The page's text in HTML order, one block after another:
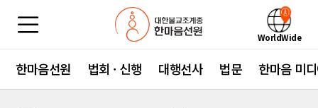
WorldWide
한마음선원 법회 · 신행 대행선사 법문 한마음 미